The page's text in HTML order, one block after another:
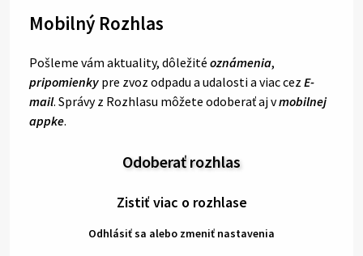
Mobilný Rozhlas
Pošleme vám aktuality, dôležité oznámenia,
pripomienky pre zvoz odpadu a udalosti a viac cez E-
mail. Správy z Rozhlasu môžete odoberať aj vmobilnej
appke.
Odoberať rozhlas
Zistiť viac o rozhlase
Odhlásiť sa alebo zmeniť nastavenia